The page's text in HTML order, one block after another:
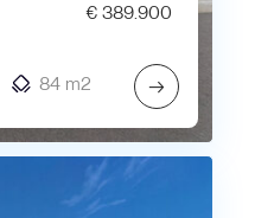
€ 389.900
84 m2 →